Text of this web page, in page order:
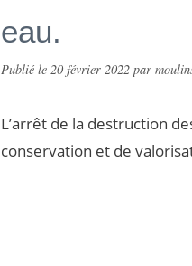
eau.
Publié le 20 février 2022 par
L’arrêt de la destruction
conservation et de